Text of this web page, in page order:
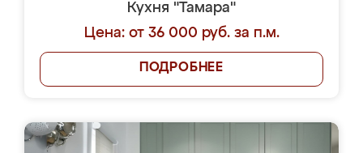
Кухня "Тамара"
Цена: от 36 000 руб. за п.м.
ПОДРОБНЕЕ